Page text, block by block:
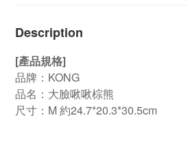
Description
[產品規格]
品牌：KONG
品名：大臉啾啾棕熊
尺寸：M 約24.7*20.3*30.5cm